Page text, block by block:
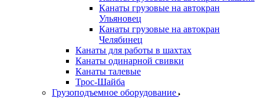
Канаты грузовые на автокран
Ульяновец
Канаты грузовые на автокран
Челябинец
Канаты для работы в шахтах
Канаты одинарной свивки
Канаты талевые
Трос-Шайба
Грузоподъемное оборудование